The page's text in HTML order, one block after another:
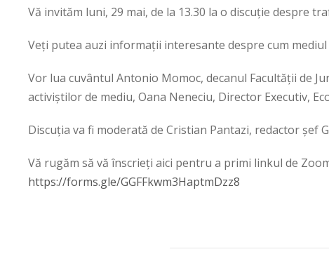
Vă invităm luni, 29 mai, de la 13.30 la o discuție despre
Veți putea auzi informații interesante despre cum
Vor lua cuvântul Antonio Momoc, decanul Facultății de
activiștilor de mediu, Oana Neneciu, Director Executiv,
Discuția va fi moderată de Cristian Pantazi, redactor șef
Vă rugăm să vă înscrieți aici pentru a primi linkul de
https://forms.gle/GGFFkwm3HaptmDzz8